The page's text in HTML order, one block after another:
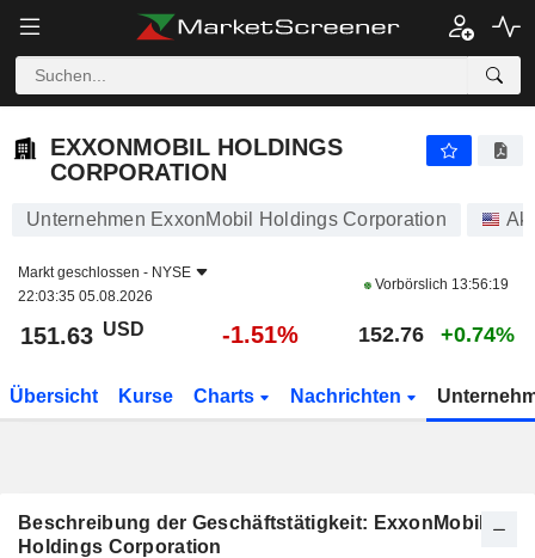
EXXONMOBIL HOLDINGS
CORPORATION
Unternehmen ExxonMobil Holdings Corporation
Markt geschlossen - NYSE
22:03:35 05.08.2026
Vorbörslich 13:56:19
151.63 USD -1.51% 152.76 +0.74%
Übersicht Kurse Charts Nachrichten
Beschreibung der Geschäftstätigkeit: ExxonMobil
Holdings Corporation